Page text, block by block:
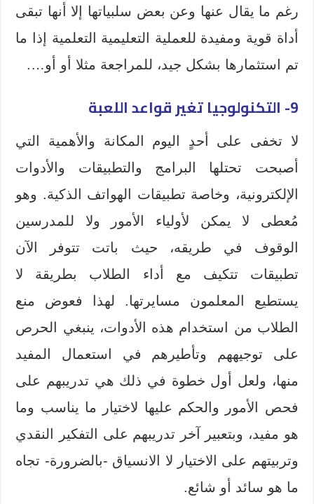
رغم ما يقال عنها وعن بعض سلبياتها إلا أنها تبقى
أداة قوية ومفيدة للعملية التعليمية التعلمية إذا ما
تم استثمارها بشكل جيد، للمراجعة مثلا أو أو….
9- التكنولوجيا تغير قواعد اللعبة
لا تخفى على أحدٍ اليوم المكانة والأهمية التي
أصبحت تحتلها البرامج والتطبيقات والأدوات
الإلكترونية، وخاصة تطبيقات الهواتف الذكية. وهو
مُعطى لا يمكن لأولياء الأمور ولا للمدرسين
الوقوف في طريقه، حيث باتت تتوفر الآن
تطبيقات تتكيف مع أداء الطلاب بطريقة لا
يستطيع المعلمون مسايرتها. لهذا فعوض منع
الطلاب من استخدام هذه الأدوات، ينبغي الحرص
على توجيههم وتأطيرهم في استعمال المفيد
منها، ولعل أول خطوة في ذلك هي تدريبهم على
فحص الأمور والحكم عليها لاختيار ما يناسب وما
هو مفيد، وبتعبير آخر تدريبهم على التفكير النقدي
وتربيتهم على الاختيار لا الانسياق -بالضرورة- تجاه
ما هو سائد أو شائع.